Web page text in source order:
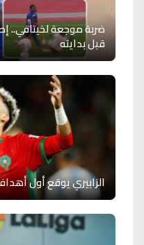
ضربة موجعة لخيتافي..
قبل بدايته
الزابيري يوقع أول